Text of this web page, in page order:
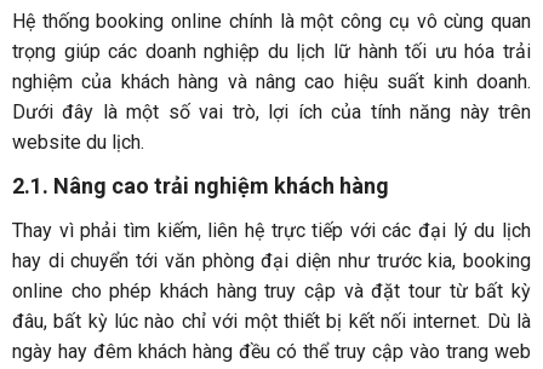
Hệ thống booking online chính là một công cụ vô cùng quan
trọng giúp các doanh nghiệp du lịch lữ hành tối ưu hóa trải
nghiệm của khách hàng và nâng cao hiệu suất kinh doanh.
Dưới đây là một số vai trò, lợi ích của tính năng này trên
website du lịch.
2.1. Nâng cao trải nghiệm khách hàng
Thay vì phải tìm kiếm, liên hệ trực tiếp với các đại lý du lịch
hay di chuyển tới văn phòng đại diện như trước kia, booking
online cho phép khách hàng truy cập và đặt tour từ bất kỳ
đâu, bất kỳ lúc nào chỉ với một thiết bị kết nối internet. Dù là
ngày hay đêm khách hàng đều có thể truy cập vào trang web